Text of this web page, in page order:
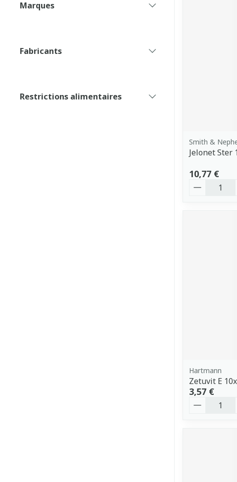
Marques
Fabricants
Restrictions alimentaires
Smith &
Jelonet Ster
10,77 €
Quantité
Hartmann
Zetuvit E
3,57 €
Quantité